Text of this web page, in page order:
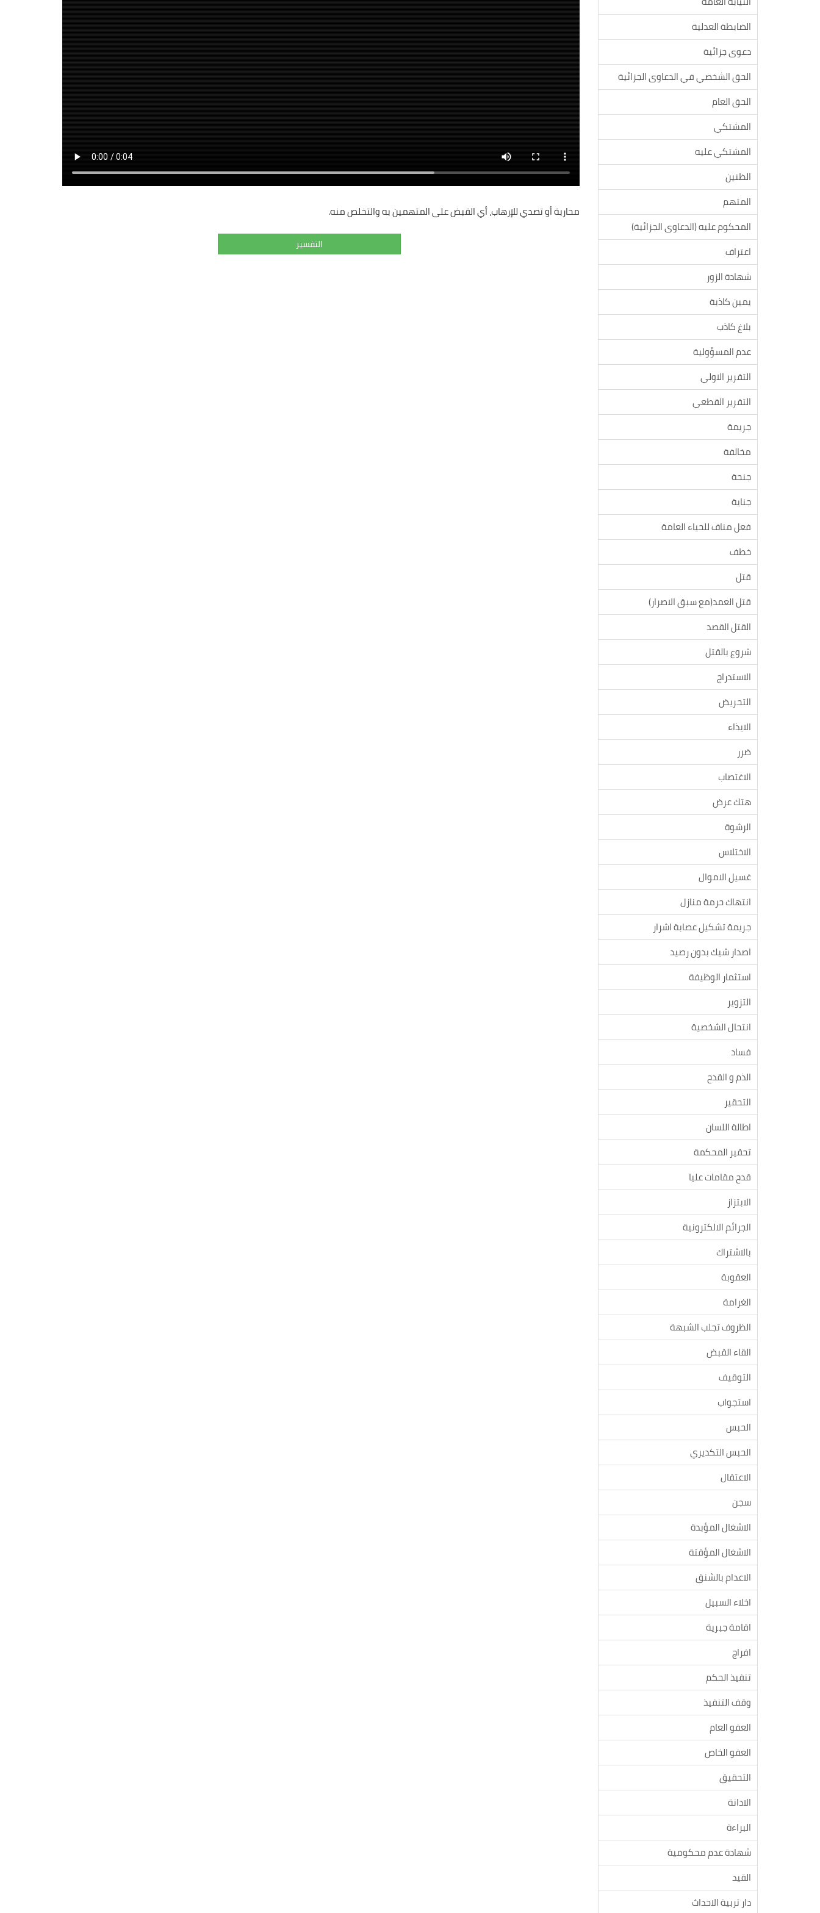
الضابطة العدلية
دعوى جزائية
الحق الشخصي في الدعاوى الجزائية
الحق العام
المشتكي
المشتكي عليه
الظنين
المتهم
المحكوم عليه (الدعاوى الجزائية)
اعتراف
شهادة الزور
يمين كاذبة
بلاغ كاذب
عدم المسؤولية
التقرير الاولي
التقرير القطعي
جريمة
مخالفة
جنحة
جناية
فعل مناف للحياء العامة
خطف
قتل
قتل العمد(مع سبق الاصرار)
القتل القصد
شروع بالقتل
الاستدراج
التحريض
الايذاء
ضرر
الاغتصاب
هتك عرض
الرشوة
الاختلاس
غسيل الاموال
انتهاك حرمة منازل
جريمة تشكيل عصابة اشرار
اصدار شيك بدون رصيد
استثمار الوظيفة
التزوير
انتحال الشخصية
فساد
الذم و القدح
التحقير
اطالة اللسان
تحقير المحكمة
قدح مقامات عليا
الابتزاز
الجرائم الالكترونية
بالاشتراك
العقوبة
الغرامة
الظروف تجلب الشبهة
القاء القبض
التوقيف
استجواب
الحبس
الحبس التكديري
الاعتقال
سجن
الاشغال المؤبدة
الاشغال المؤقتة
الاعدام بالشنق
اخلاء السبيل
اقامة جبرية
افراج
تنفيذ الحكم
وقف التنفيذ
العفو العام
العفو الخاص
التحقيق
الادانة
البراءة
شهادة عدم محكومية
القيد
دار تربية الاحداث
محاربة أو تصدي للإرهاب، أي القبض على المتهمين به والتخلص منه.